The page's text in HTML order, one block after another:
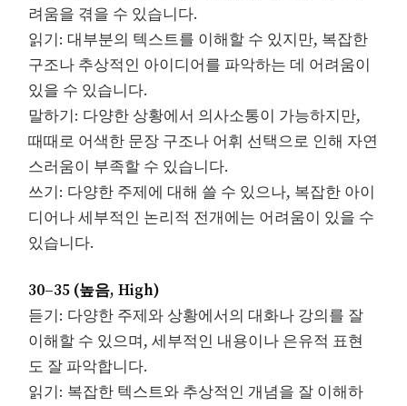
려움을 겪을 수 있습니다.
읽기: 대부분의 텍스트를 이해할 수 있지만, 복잡한
구조나 추상적인 아이디어를 파악하는 데 어려움이
있을 수 있습니다.
말하기: 다양한 상황에서 의사소통이 가능하지만,
때때로 어색한 문장 구조나 어휘 선택으로 인해 자연
스러움이 부족할 수 있습니다.
쓰기: 다양한 주제에 대해 쓸 수 있으나, 복잡한 아이
디어나 세부적인 논리적 전개에는 어려움이 있을 수
있습니다.
30–35 (높음, High)
듣기: 다양한 주제와 상황에서의 대화나 강의를 잘
이해할 수 있으며, 세부적인 내용이나 은유적 표현
도 잘 파악합니다.
읽기: 복잡한 텍스트와 추상적인 개념을 잘 이해하